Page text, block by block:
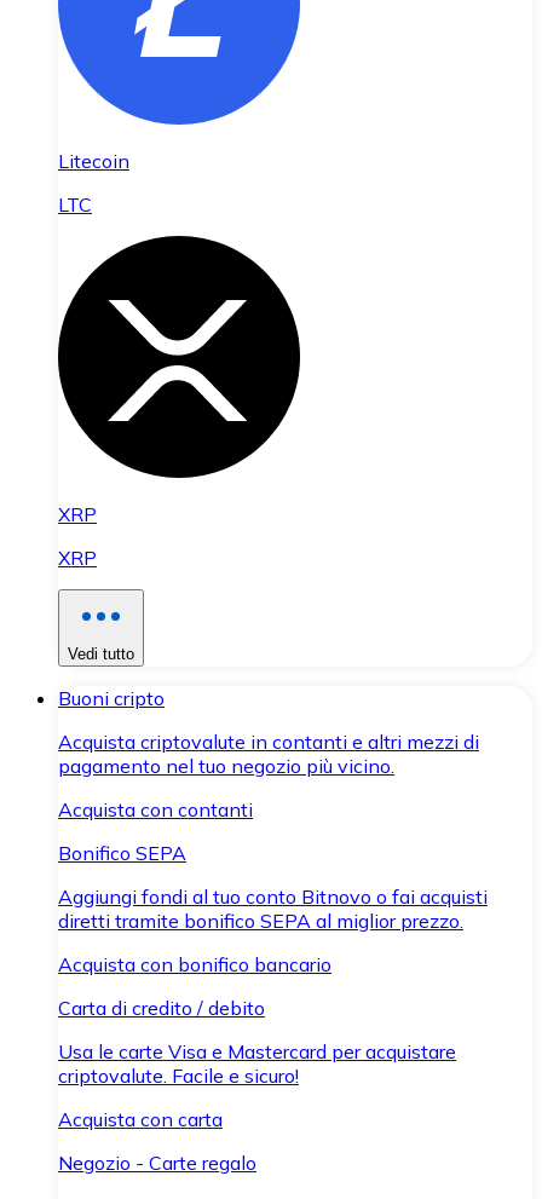
Litecoin
LTC
XRP
XRP
Vedi tutto
Buoni cripto
Acquista criptovalute in contanti e altri mezzi di
pagamento nel tuo negozio più vicino.
Acquista con contanti
Bonifico SEPA
Aggiungi fondi al tuo conto Bitnovo o fai acquisti
diretti tramite bonifico SEPA al miglior prezzo.
Acquista con bonifico bancario
Carta di credito / debito
Usa le carte Visa e Mastercard per acquistare
criptovalute. Facile e sicuro!
Acquista con carta
Negozio - Carte regalo